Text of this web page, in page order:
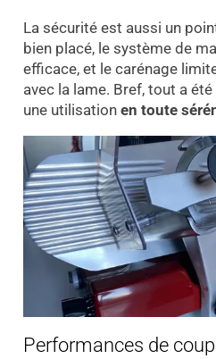
La sécurité est aussi un
bien placé, le système de
efficace, et le carénage
avec la lame. Bref, tout a
une utilisation en toute
Performances de